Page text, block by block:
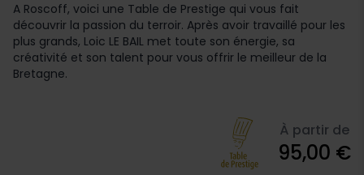
A Roscoff, voici une Table de Prestige qui vous fait
découvrir la passion du terroir. Après avoir travaillé pour les
plus grands, Loic LE BAIL met toute son énergie, sa
créativité et son talent pour vous offrir le meilleur de la
Bretagne.
À partir de
95,00 €